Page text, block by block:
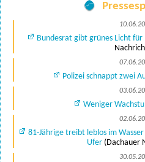
Bundesrat gibt grünes Licht für
Polizei schnappt zwei
Weniger
81-Jährige treibt leblos im
Ufer(Dachauer